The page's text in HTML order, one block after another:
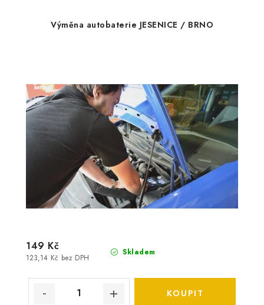
Výměna autobaterie JESENICE / BRNO
Skladem
123,14 Kč bez DPH
149 Kč